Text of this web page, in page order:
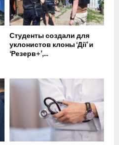
Студенты создали для
уклонистов клоны ‘Дії’ и
‘Резерв+’,...